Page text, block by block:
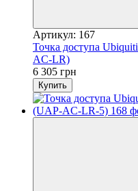
Артикул: 167
Точка доступа
AC-LR)
6 305 грн
Купить